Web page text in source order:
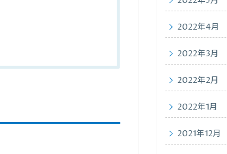
2022年4月
2022年3月
2022年2月
2022年1月
2021年12月